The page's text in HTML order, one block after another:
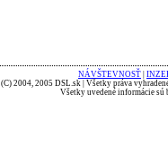
NÁVŠTEVNOSŤ
(C) 2004, 2005 DSL.sk | Všetky práva
Všetky uvedené informácie sú